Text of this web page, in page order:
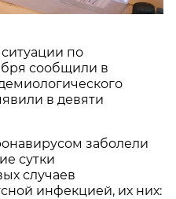
по
сообщили в
в девяти
заболели
сутки
случаев
инфекцией, их них: